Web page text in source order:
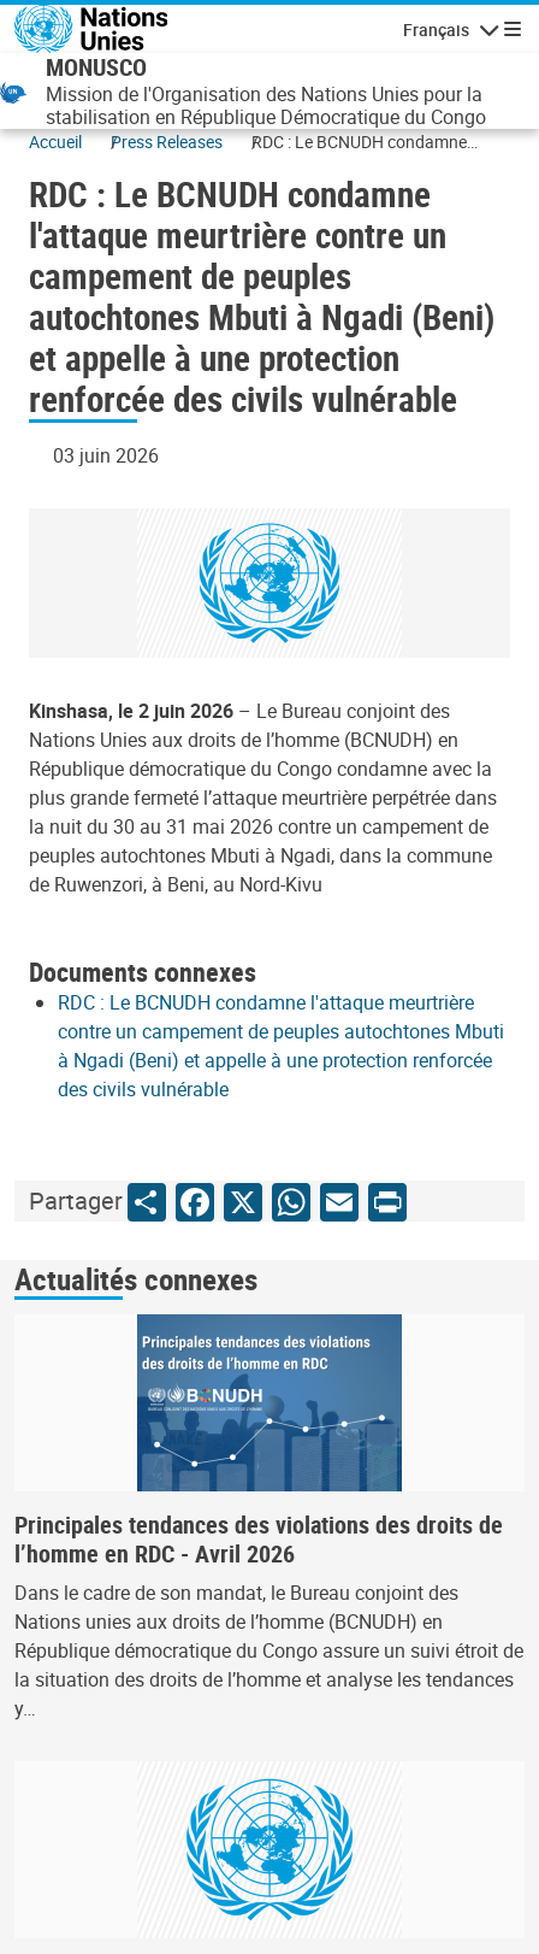
Aller au contenu principal
Français
MONUSCO
Mission de l'Organisation des Nations Unies pour la
stabilisation en République Démocratique du Congo
Accueil Press Releases
RDC : Le BCNUDH condamne
campement de peuples
autochtones Mbuti à Ngadi (Beni)
et appelle à une protection
renforcée des civils vulnérable
RDC : Le BCNUDH condamne
l'attaque meurtrière contre un
campement de peuples
autochtones Mbuti à Ngadi (Beni)
et appelle à une protection
renforcée des civils vulnérable
03 juin 2026
Kinshasa, le 2 juin 2026 – Le Bureau conjoint des
Nations Unies aux droits de l’homme (BCNUDH) en
République démocratique du Congo condamne avec la
plus grande fermeté l’attaque meurtrière perpétrée dans
la nuit du 30 au 31 mai 2026 contre un campement de
peuples autochtones Mbuti à Ngadi, dans la commune
de Ruwenzori, à Beni, au Nord-Kivu
Documents connexes
RDC : Le BCNUDH condamne l'attaque meurtrière
contre un campement de peuples autochtones Mbuti
à Ngadi (Beni) et appelle à une protection renforcée
des civils vulnérable
PartagerShareFacebook
X WhatsApp
Email
Print
Actualités connexes
Principales tendances des violations des droits de
l’homme en RDC - Avril 2026
Dans le cadre de son mandat, le Bureau conjoint des
Nations unies aux droits de l’homme (BCNUDH) en
République démocratique du Congo assure un suivi étroit de
la situation des droits de l’homme et analyse les tendances
y…